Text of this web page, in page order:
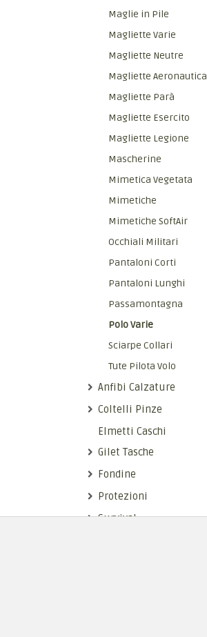
Maglie in Pile
Magliette Varie
Magliette Neutre
Magliette Aeronautica
Magliette Parà
Magliette Esercito
Magliette Legione
Mascherine
Mimetica Vegetata
Mimetiche
Mimetiche SoftAir
Occhiali Militari
Pantaloni Corti
Pantaloni Lunghi
Passamontagna
Polo Varie
Sciarpe Collari
Tute Pilota Volo
Anfibi Calzature
Coltelli Pinze
Elmetti Caschi
Gilet Tasche
Fondine
Protezioni
Survival